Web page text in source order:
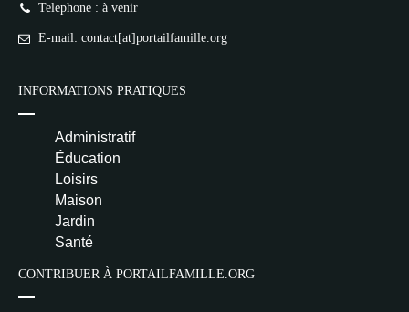
Telephone : à venir
E-mail: contact[at]portailfamille.org
INFORMATIONS PRATIQUES
Administratif
Éducation
Loisirs
Maison
Jardin
Santé
CONTRIBUER À PORTAILFAMILLE.ORG